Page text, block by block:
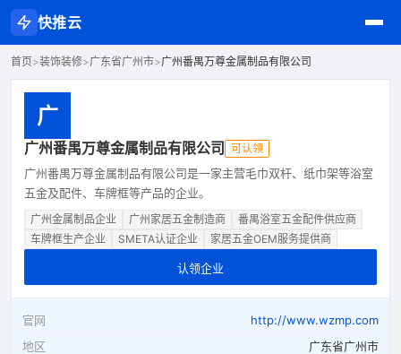
快推云
首页>装饰装修>广东省广州市>广州番禺万尊金属制品有限公司
广
广州番禺万尊金属制品有限公司 可认领
广州番禺万尊金属制品有限公司是一家主营毛巾双杆、纸巾架等浴室
五金及配件、车牌框等产品的企业。
广州金属制品企业 广州家居五金制造商
番禺浴室五金配件供应商
车牌框生产企业
SMETA认证企业 家居五金OEM服务提供商
认领企业
官网
http://www.wzmp.com
地区
广东省广州市